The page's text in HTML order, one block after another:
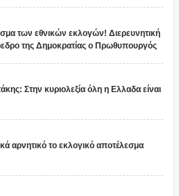
των εθνικών εκλογών! Διερευνητική
της Δημοκρατίας ο Πρωθυπουργός
Στην κυριολεξία όλη η Ελλαδα είναι
αρνητικό το εκλογικό αποτέλεσμα